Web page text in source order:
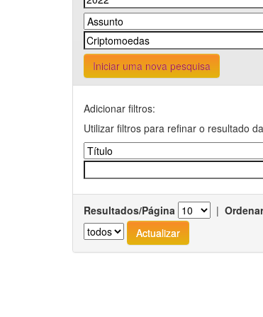
Iniciar uma nova pesquisa
Adicionar filtros:
Utilizar filtros para refinar o resultado
Resultados/Página |